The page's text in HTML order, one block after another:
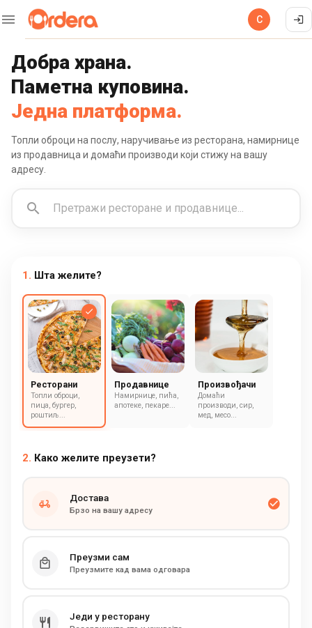
С
Добра храна.
Паметна куповина.
Једна платформа.
Топли оброци на послу, наручивање из ресторана, намирнице
из продавница и домаћи производи који стижу на вашу
адресу.
1. Шта желите?
Ресторани
Топли оброци,
пица, бургер,
роштиљ...
Продавнице
Намирнице, пића,
апотеке, пекаре...
Произвођачи
Домаћи
производи, сир,
мед, месо...
2. Како желите преузети?
Достава
Брзо на вашу адресу
Преузми сам
Преузмите кад вама одговара
Једи у ресторану